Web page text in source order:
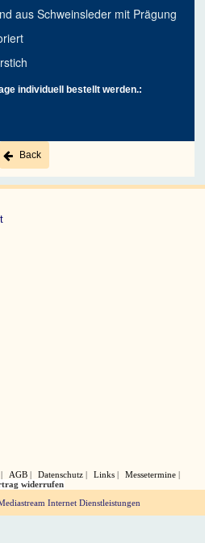
aus Schweinsleder mit Prägung
individuell bestellt werden.:
Back
AGB Datenschutz Links
Messetermine
widerrufen
Internet Dienstleistungen